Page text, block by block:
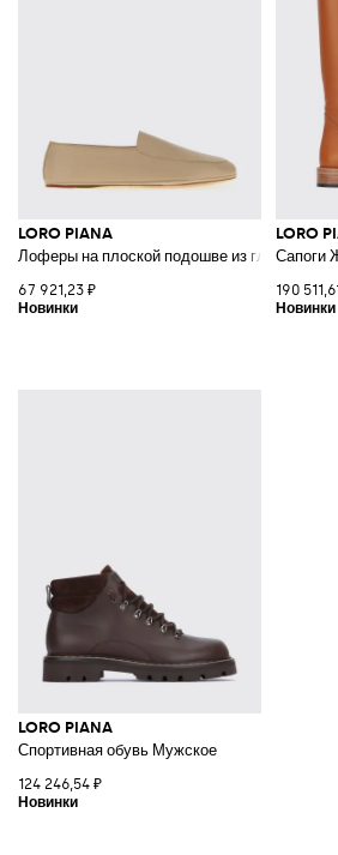
LORO PIANA
Лоферы на плоской подошве из гладкой
67 921,23 ₽
LORO
Сапоги
190
LORO PIANA
Спортивная обувь Мужское
124 246,54 ₽